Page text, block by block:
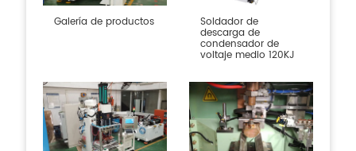
Galería de productos Soldador de
descarga de
condensador de
voltaje medio 120KJ